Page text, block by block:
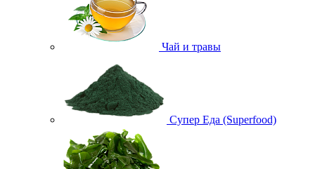
Чай и травы
Супер Еда (Superfood)